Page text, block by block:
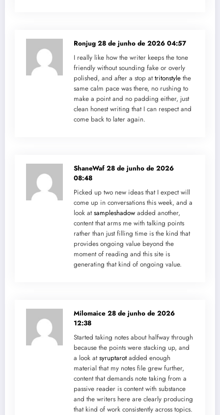
Ronjug 28 de junho de 2026 04:57
I really like how the writer keeps the tone
friendly without sounding fake or overly
polished, and after a stop attritonstyle the
same calm pace was there, no rushing to
make a point and no padding either, just
clean honest writing that I can respect and
come back to later again.
ShaneWaf 28 de junho de 2026
08:48
Picked up two new ideas that I expect will
come up in conversations this week, and a
look atsampleshadow added another,
content that arms me with talking points
rather than just filling time is the kind that
provides ongoing value beyond the
moment of reading and this site is
generating that kind of ongoing value.
Milomaice 28 de junho de 2026
12:38
Started taking notes about halfway through
because the points were stacking up, and
a look atsyruptarotadded enough
material that my notes file grew further,
content that demands note taking from a
passive reader is content with substance
and the writers here are clearly producing
that kind of work consistently across topics.